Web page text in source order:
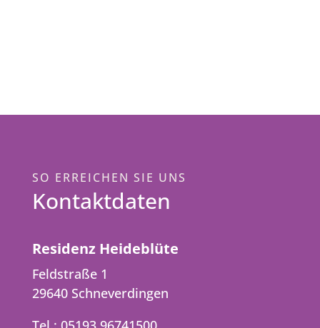
SO ERREICHEN SIE UNS
Kontaktdaten
Residenz Heideblüte
Feldstraße 1
29640 Schneverdingen